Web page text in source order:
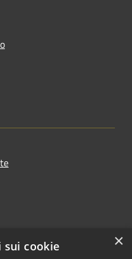
×
cookie